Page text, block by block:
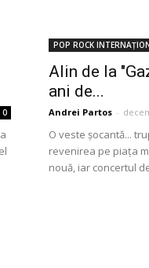
0
POP ROCK
Alin de la
ani de...
Andrei Partos -
O veste șocantă...
revenirea pe piața
nouă, iar concertul